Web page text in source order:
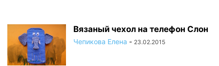
Вязаный чехол на телефон Слон
Чепикова Елена - 23.02.2015